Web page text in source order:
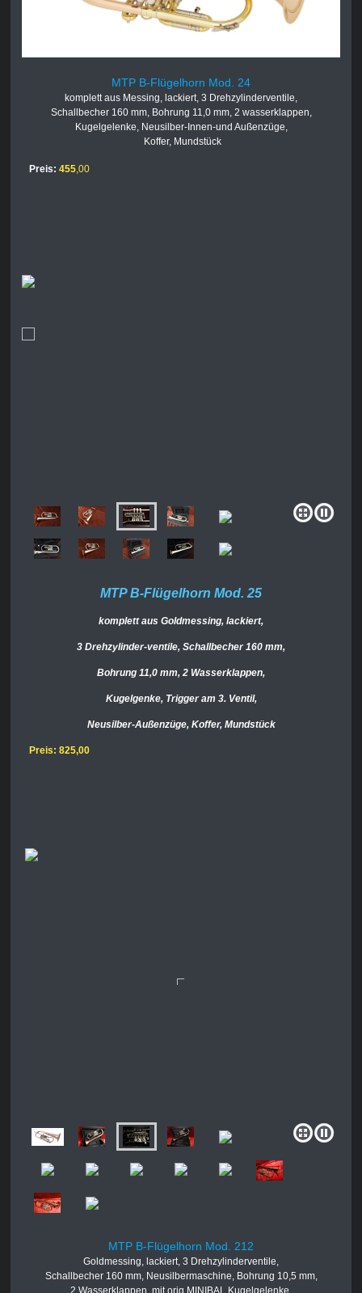
MTP B-Flügelhorn Mod. 24
komplett aus Messing, lackiert, 3 Drehzylinderventile,
Schallbecher 160 mm, Bohrung 11,0 mm, 2 wasserklappen,
Kugelgelenke, Neusilber-Innen-und Außenzüge,
Koffer, Mundstück
Preis: 455,00
MTP B-Flügelhorn Mod. 25
komplett aus Goldmessing, lackiert,
3 Drehzylinder-ventile, Schallbecher 160 mm,
Bohrung 11,0 mm, 2 Wasserklappen,
Kugelgenke, Trigger am 3. Ventil,
Neusilber-Außenzüge, Koffer, Mundstück
Preis: 825,00
MTP B-Flügelhorn Mod. 212
Goldmessing, lackiert, 3 Drehzylinderventile,
Schallbecher 160 mm, Neusilbermaschine, Bohrung 10,5 mm,